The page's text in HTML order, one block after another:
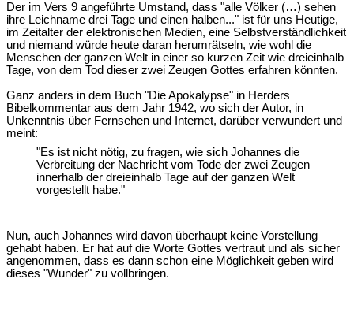
Der im Vers 9 angeführte Umstand, dass "alle Völker (…) sehen
ihre Leichname drei Tage und einen halben..." ist für uns Heutige,
im Zeitalter der elektronischen Medien, eine Selbstverständlichkeit
und niemand würde heute daran herumrätseln, wie wohl die
Menschen der ganzen Welt in einer so kurzen Zeit wie dreieinhalb
Tage, von dem Tod dieser zwei Zeugen Gottes erfahren könnten.
Ganz anders in dem Buch "Die Apokalypse" in Herders
Bibelkommentar aus dem Jahr 1942, wo sich der Autor, in
Unkenntnis über Fernsehen und Internet, darüber verwundert und
meint:
"Es ist nicht nötig, zu fragen, wie sich Johannes die
Verbreitung der Nachricht vom Tode der zwei Zeugen
innerhalb der dreieinhalb Tage auf der ganzen Welt
vorgestellt habe."
Nun, auch Johannes wird davon überhaupt keine Vorstellung
gehabt haben. Er hat auf die Worte Gottes vertraut und als sicher
angenommen, dass es dann schon eine Möglichkeit geben wird
dieses "Wunder" zu vollbringen.